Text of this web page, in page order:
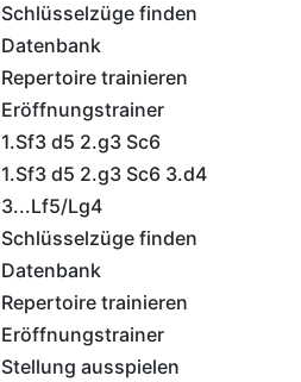
Schlüsselzüge finden
Datenbank
Repertoire trainieren
Eröffnungstrainer
1.Sf3 d5 2.g3 Sc6
1.Sf3 d5 2.g3 Sc6 3.d4
3...Lf5/Lg4
Schlüsselzüge finden
Datenbank
Repertoire trainieren
Eröffnungstrainer
Stellung ausspielen